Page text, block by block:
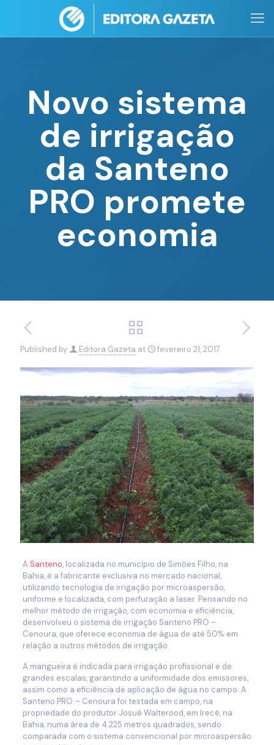
Novo sistema
de irrigação
da Santeno
PRO promete
economia
Published by Editora Gazeta at fevereiro 21, 2017
A Santeno, localizada no município de Simões Filho, na
Bahia, é a fabricante exclusiva no mercado nacional,
utilizando tecnologia de irrigação por microaspersão,
uniforme e localizada, com perfuração a laser. Pensando no
melhor método de irrigação, com economia e eficiência,
desenvolveu o sistema de irrigação Santeno PRO –
Cenoura, que oferece economia de água de até 50% em
relação a outros métodos de irrigação.
A mangueira é indicada para irrigação profissional e de
grandes escalas, garantindo a uniformidade dos emissores,
assim como a eficiência de aplicação de água no campo. A
Santeno PRO – Cenoura foi testada em campo, na
propriedade do produtor Josué Walterood, em Irecê, na
Bahia, numa área de 4.225 metros quadrados, sendo
comparada com o sistema convencional por microaspersão